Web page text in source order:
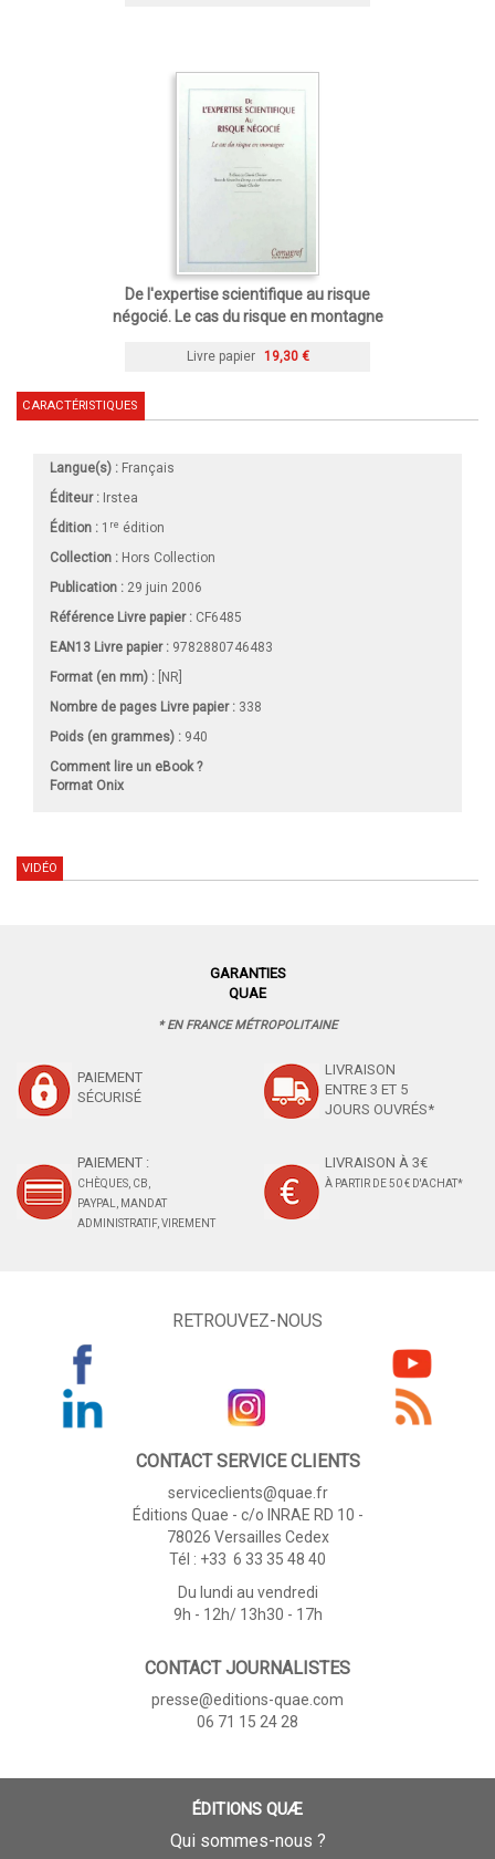
De l'expertise scientifique au risque
négocié. Le cas du risque en montagne
Livre papier 19,30 €
CARACTÉRISTIQUES
Langue(s) : Français
Éditeur : Irstea
Édition : 1 re édition
Collection : Hors Collection
Publication : 29 juin 2006
Référence Livre papier : CF6485
EAN13 Livre papier : 9782880746483
Format (en mm) : [NR]
Nombre de pages Livre papier: 338
Poids (en grammes) : 940
Comment lire un eBook ?
Format Onix
VIDÉO
GARANTIES
QUAE
* EN FRANCE MÉTROPOLITAINE
PAIEMENT
SÉCURISÉ
LIVRAISON
ENTRE 3 ET 5
JOURS OUVRÉS*
PAIEMENT :
CHÈQUES, CB,
PAYPAL, MANDAT
ADMINISTRATIF, VIREMENT
LIVRAISON À 3€
À PARTIR DE 50 € D'ACHAT*
RETROUVEZ-NOUS
CONTACT SERVICE CLIENTS
serviceclients@quae.fr
Éditions Quae - c/o INRAE RD 10 -
78026 Versailles Cedex
Tél : +33 6 33 35 48 40
Du lundi au vendredi
9h - 12h/ 13h30 - 17h
CONTACT JOURNALISTES
presse@editions-quae.com
06 71 15 24 28
ÉDITIONS QUÆ
Qui sommes-nous ?